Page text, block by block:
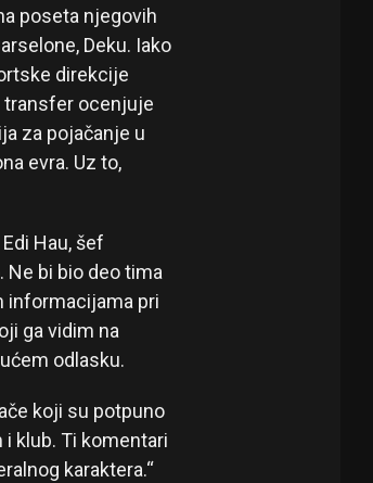
poseta njegovih
Deku. Iako
direkcije
transfer ocenjuje
za pojačanje u
evra. Uz to,
Hau, šef
Ne bi bio deo tima
informacijama pri
ga vidim na
odlasku.
koji su potpuno
i klub. Ti komentari
karaktera.“